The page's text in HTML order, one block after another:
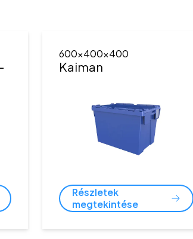
600x400x400
Kaiman
Részletek
megtekintése